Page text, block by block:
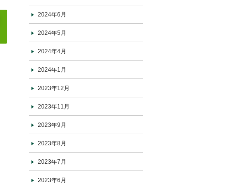
2024年6月
2024年5月
2024年4月
2024年1月
2023年12月
2023年11月
2023年9月
2023年8月
2023年7月
2023年6月